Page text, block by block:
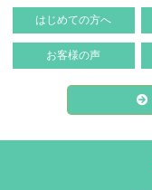
はじめての方へ
お客様の声